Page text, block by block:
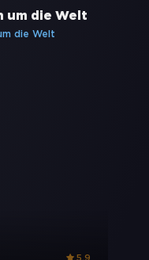
um die Welt